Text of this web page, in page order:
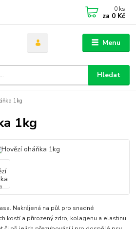
Menu
Hledat
0 ks
za 0 Kč
1kg
1kg
Nakrájená na půl pro snadné
kostí a přirozený zdroj kolagenu a elastinu.